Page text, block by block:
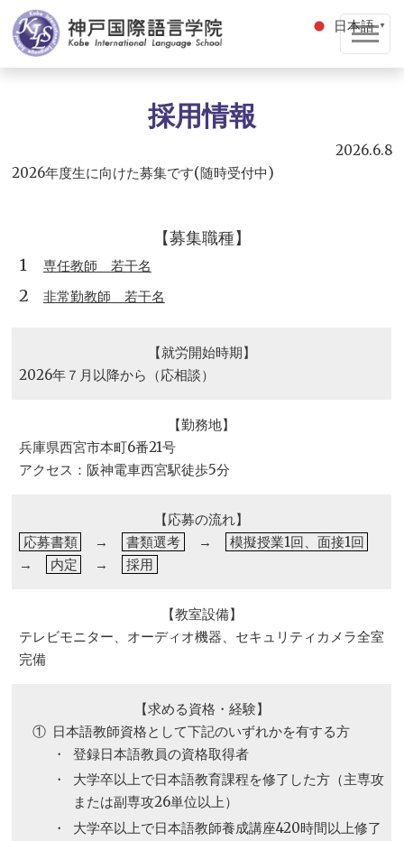
採用情報
2026.6.8
2026年度生に向けた募集です(随時受付中)
【募集職種】
1
専任教師 若干名
2 非常勤教師 若干名
【就労開始時期】
2026年７月以降から（応相談）
【勤務地】
兵庫県西宮市本町6番21号
アクセス：阪神電車西宮駅徒歩5分
【応募の流れ】
応募書類
→ 書類選考 →
模擬授業1回、面接1回
→
内定 → 採用
【教室設備】
テレビモニター、オーディオ機器、セキュリティカメラ全室
完備
【求める資格・経験】
① 日本語教師資格として下記のいずれかを有する方
・
登録日本語教員の資格取得者
・
大学卒以上で日本語教育課程を修了した方（主専攻
または副専攻26単位以上）
・
大学卒以上で日本語教師養成講座420時間以上修了
日本語 ▼